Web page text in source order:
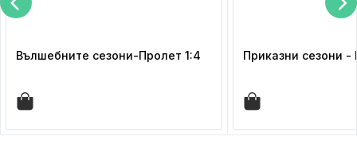
Вълшебните сезони-Пролет 1:4 Приказни сезони -